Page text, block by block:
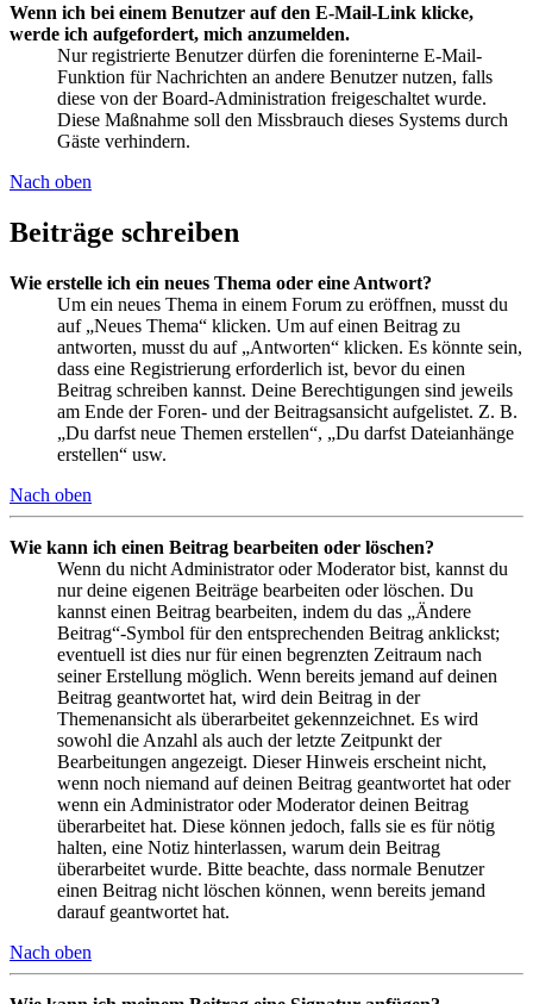
Wenn ich bei einem Benutzer auf den E-Mail-Link klicke,
werde ich aufgefordert, mich anzumelden.
Nur registrierte Benutzer dürfen die foreninterne E-Mail-
Funktion für Nachrichten an andere Benutzer nutzen, falls
diese von der Board-Administration freigeschaltet wurde.
Diese Maßnahme soll den Missbrauch dieses Systems durch
Gäste verhindern.
Nach oben
Beiträge schreiben
Wie erstelle ich ein neues Thema oder eine Antwort?
Um ein neues Thema in einem Forum zu eröffnen, musst du
auf „Neues Thema“ klicken. Um auf einen Beitrag zu
antworten, musst du auf „Antworten“ klicken. Es könnte sein,
dass eine Registrierung erforderlich ist, bevor du einen
Beitrag schreiben kannst. Deine Berechtigungen sind jeweils
am Ende der Foren- und der Beitragsansicht aufgelistet. Z. B.
„Du darfst neue Themen erstellen“, „Du darfst Dateianhänge
erstellen“ usw.
Nach oben
Wie kann ich einen Beitrag bearbeiten oder löschen?
Wenn du nicht Administrator oder Moderator bist, kannst du
nur deine eigenen Beiträge bearbeiten oder löschen. Du
kannst einen Beitrag bearbeiten, indem du das „Ändere
Beitrag“-Symbol für den entsprechenden Beitrag anklickst;
eventuell ist dies nur für einen begrenzten Zeitraum nach
seiner Erstellung möglich. Wenn bereits jemand auf deinen
Beitrag geantwortet hat, wird dein Beitrag in der
Themenansicht als überarbeitet gekennzeichnet. Es wird
sowohl die Anzahl als auch der letzte Zeitpunkt der
Bearbeitungen angezeigt. Dieser Hinweis erscheint nicht,
wenn noch niemand auf deinen Beitrag geantwortet hat oder
wenn ein Administrator oder Moderator deinen Beitrag
überarbeitet hat. Diese können jedoch, falls sie es für nötig
halten, eine Notiz hinterlassen, warum dein Beitrag
überarbeitet wurde. Bitte beachte, dass normale Benutzer
einen Beitrag nicht löschen können, wenn bereits jemand
darauf geantwortet hat.
Nach oben